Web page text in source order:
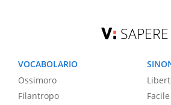
SAPERE
VOCABOLARIO
Ossimoro
Filantropo
Facile